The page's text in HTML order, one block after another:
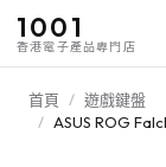
1001
香港電子產品專門店
首頁 / 遊戲鍵盤
/ ASUS ROG